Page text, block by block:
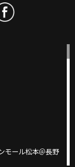
モール松本＠長野